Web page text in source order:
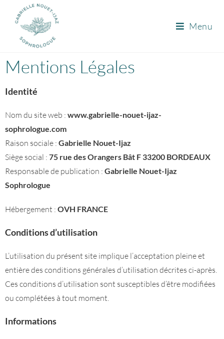
Menu
Mentions Légales
Identité
Nom du site web : www.gabrielle-nouet-ijaz-
sophrologue.com
Raison sociale : Gabrielle Nouet-Ijaz
Siège social : 75 rue des Orangers Bât F 33200 BORDEAUX
Responsable de publication : Gabrielle Nouet-Ijaz
Sophrologue
Hébergement : OVH FRANCE
Conditions d’utilisation
L’utilisation du présent site implique l’acceptation pleine et
entière des conditions générales d’utilisation décrites ci-après.
Ces conditions d’utilisation sont susceptibles d’être modifiées
ou complétées à tout moment.
Informations